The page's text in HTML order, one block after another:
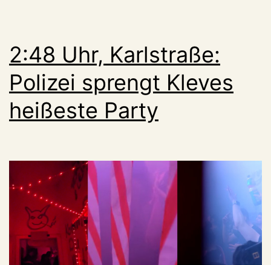
2:48 Uhr, Karlstraße:
Polizei sprengt Kleves
heißeste Party